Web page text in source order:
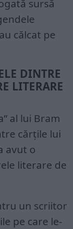
sursă
călcat pe
DINTRE
LITERARE
al lui Bram
cărțile lui
avut o
literare de
un scriitor
pe care le-